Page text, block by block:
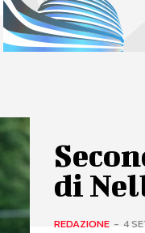
di
REDAZIONE - 4